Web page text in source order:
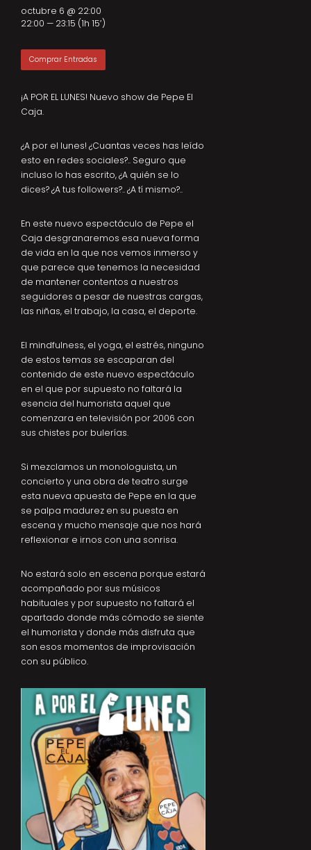
¡A POR EL LUNES! Nuevo show de Pepe El
Caja.
¿A por el lunes! ¿Cuantas veces has leído
esto en redes sociales?.. Seguro que
incluso lo has escrito, ¿A quién se lo
dices? ¿A tus followers?.. ¿A tí mismo?..
En este nuevo espectáculo de Pepe el
Caja desgranaremos esa nueva forma
de vida en la que nos vemos inmerso y
que parece que tenemos la necesidad
de mantener contentos a nuestros
seguidores a pesar de nuestras cargas,
las niñas, el trabajo, la casa, el deporte.
El mindfulness, el yoga, el estrés, ninguno
de estos temas se escaparan del
contenido de este nuevo espectáculo
en el que por supuesto no faltará la
esencia del humorista aquel que
comenzara en televisión por 2006 con
sus chistes por bulerías.
Si mezclamos un monologuista, un
concierto y una obra de teatro surge
esta nueva apuesta de Pepe en la que
se palpa madurez en su puesta en
escena y mucho mensaje que nos hará
reflexionar e irnos con una sonrisa.
No estará solo en escena porque estará
acompañado por sus músicos
habituales y por supuesto no faltará el
apartado donde más cómodo se siente
el humorista y donde más disfruta que
son esos momentos de improvisación
con su público.
octubre 6 @ 22:00
22:00 — 23:15 (1h 15′)
Comprar Entradas